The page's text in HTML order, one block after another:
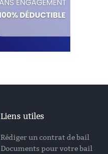
Liens utiles
Rédiger un contrat de bail
Documents pour votre bail